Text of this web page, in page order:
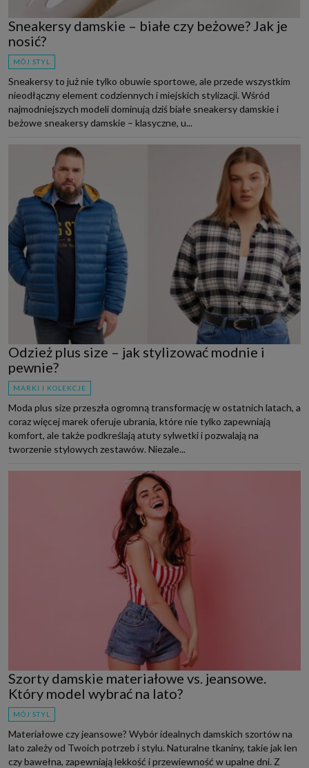
Sneakersy damskie – białe czy beżowe? Jak je
nosić?
MÓJ STYL
Sneakersy to już nie tylko obuwie sportowe, ale przede wszystkim
nieodłączny element codziennych i miejskich stylizacji. Wśród
najmodniejszych modeli dominują dziś białe sneakersy damskie i
beżowe sneakersy damskie – klasyczne, u...
Odzież plus size – jak stylizować modnie i
pewnie?
MARKI I KOLEKCJE
Moda plus size przeszła ogromną transformację w ostatnich latach, a
coraz więcej marek oferuje ubrania, które nie tylko zapewniają
komfort, ale także podkreślają atuty sylwetki i pozwalają na
tworzenie stylowych zestawów. Niezale...
Szorty damskie materiałowe vs. jeansowe.
Który model wybrać na lato?
MÓJ STYL
Materiałowe czy jeansowe? Wybór idealnych damskich szortów na
lato zależy od Twoich potrzeb i stylu. Naturalne tkaniny, takie jak len
czy bawełna, zapewniają lekkość i przewiewność w upalne dni. Z